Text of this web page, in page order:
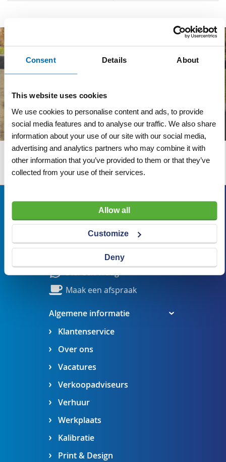
Consent Details About
This website uses cookies
We use cookies to personalise content and ads, to provide
social media features and to analyse our traffic. We also share
information about your use of our site with our social media,
advertising and analytics partners who may combine it with
other information that you’ve provided to them or that they’ve
collected from your use of their services.
Allow all
Customize
Deny
Wij adviseren u graag
Algemene informatie
Klantenservice
Over ons
Vacatures
Verkoopadviseurs
Verhuur
Werkplaats
Kalibratie
Print & Design
Bezoekadres
Veldsteen 25, 4815 PK Breda
verkoop@visserbreda.nl
076 541 5073
Stel een vraag
Maak een afspraak